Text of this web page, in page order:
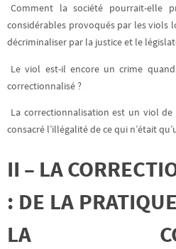
Comment la société pourrait-elle
considérables provoqués par les viols
décriminaliser par la justice et le
Le viol est-il encore un crime
correctionnalisé ?
La correctionnalisation est un viol
consacré l’illégalité de ce qui n’était
II – LA
: DE LA
LA